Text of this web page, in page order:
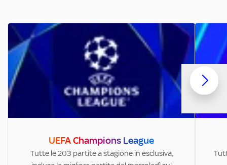
UEFA Champions League
Tutte le 203 partite a stagione in esclusiva,